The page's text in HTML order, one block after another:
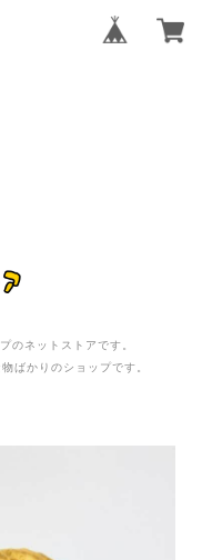
のネットストアです。
ばかりのショップです。